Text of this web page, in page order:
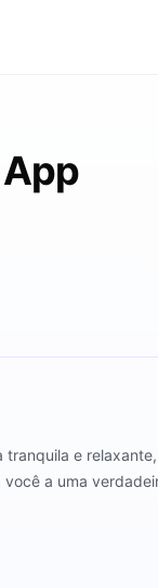
e
a uma